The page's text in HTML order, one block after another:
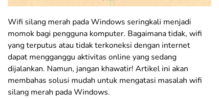
Wifi silang merah pada Windows seringkali menjadi
momok bagi pengguna komputer. Bagaimana tidak, wifi
yang terputus atau tidak terkoneksi dengan internet
dapat mengganggu aktivitas online yang sedang
dijalankan. Namun, jangan khawatir! Artikel ini akan
membahas solusi mudah untuk mengatasi masalah wifi
silang merah pada Windows.